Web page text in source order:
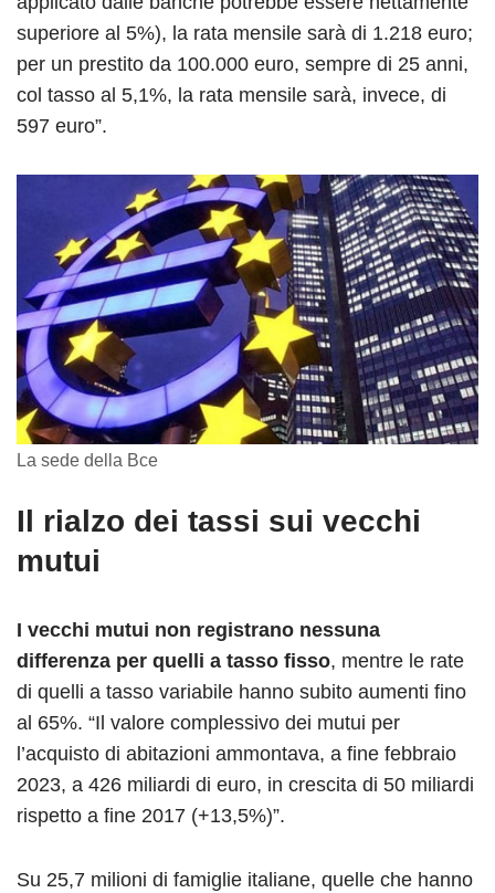
superiore al 5%), la rata mensile sarà di 1.218 euro;
per un prestito da 100.000 euro, sempre di 25 anni,
col tasso al 5,1%, la rata mensile sarà, invece, di
597 euro”.
La sede della Bce
Il rialzo dei tassi sui vecchi
mutui
I vecchi mutui non registrano nessuna
differenza per quelli a tasso fisso, mentre le rate
di quelli a tasso variabile hanno subito aumenti fino
al 65%. “Il valore complessivo dei mutui per
l’acquisto di abitazioni ammontava, a fine febbraio
2023, a 426 miliardi di euro, in crescita di 50 miliardi
rispetto a fine 2017 (+13,5%)”.
Su 25,7 milioni di famiglie italiane, quelle che hanno